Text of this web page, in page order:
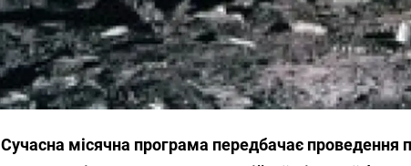
Сучасна місячна програма передбачає проведення